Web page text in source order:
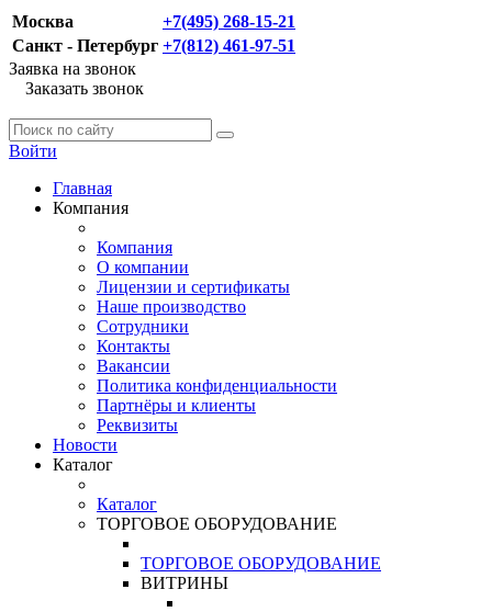
Москва
+7(495) 268-15-21
Санкт - Петербург +7(812) 461-97-51
Заявка на звонок
Заказать звонок
Войти
Главная
Компания
Компания
О компании
Лицензии и сертификаты
Наше производство
Сотрудники
Контакты
Вакансии
Политика конфиденциальности
Партнёры и клиенты
Реквизиты
Новости
Каталог
Каталог
ТОРГОВОЕ ОБОРУДОВАНИЕ
ТОРГОВОЕ ОБОРУДОВАНИЕ
ВИТРИНЫ